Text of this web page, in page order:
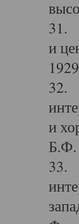
31.
и
32.
и
Б.Ф.
33.